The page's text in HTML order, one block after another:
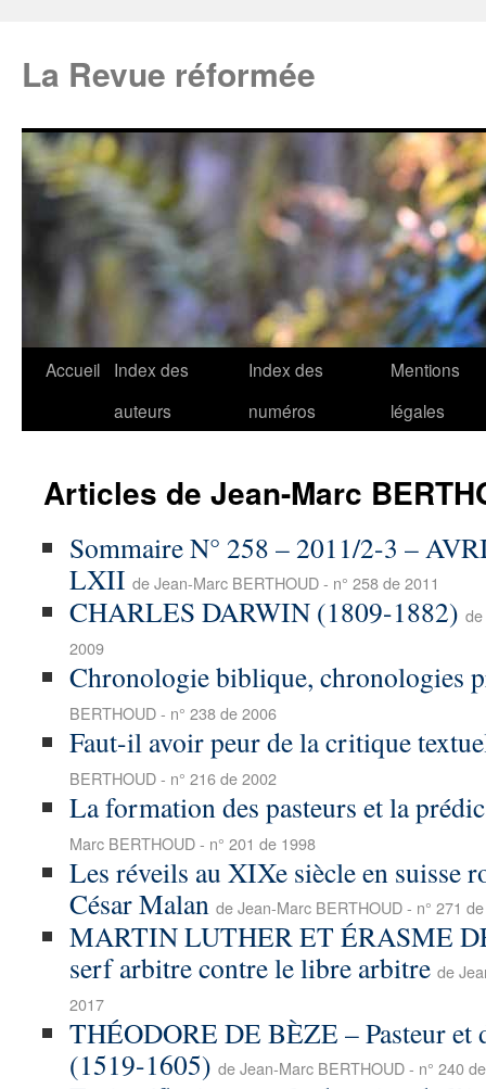
La Revue réformée
Accueil
Index des
auteurs
Index des
numéros
Mentions
légales
Articles de Jean-Marc
Sommaire N° 258 – 2011/2-3 –
LXII de Jean-Marc BERTHOUD - n° 258 de 2011
CHARLES DARWIN (1809-1882)
2009
Chronologie biblique, chronologies
BERTHOUD - n° 238 de 2006
Faut-il avoir peur de la critique
BERTHOUD - n° 216 de 2002
La formation des pasteurs et la
Marc BERTHOUD - n° 201 de 1998
Les réveils au XIXe siècle en suisse
César Malan de Jean-Marc BERTHOUD - n° 271
MARTIN LUTHER ET ÉRASME
serf arbitre contre le libre arbitre de
2017
THÉODORE DE BÈZE – Pasteur et
(1519-1605) de Jean-Marc BERTHOUD - n° 240